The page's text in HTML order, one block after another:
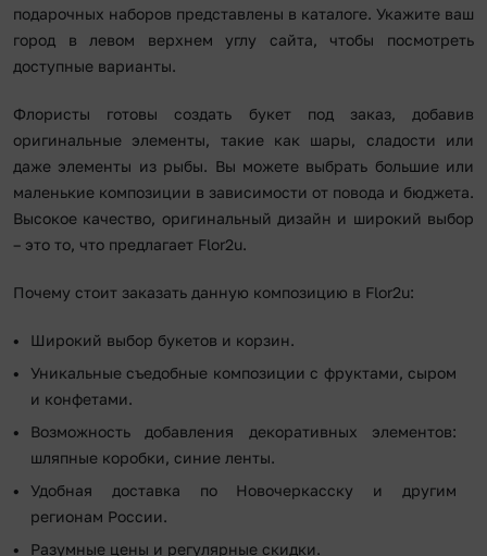
подарочных наборов представлены в каталоге. Укажите ваш
город в левом верхнем углу сайта, чтобы посмотреть
доступные варианты.
Флористы готовы создать букет под заказ, добавив
оригинальные элементы, такие как шары, сладости или
даже элементы из рыбы. Вы можете выбрать большие или
маленькие композиции в зависимости от повода и бюджета.
Высокое качество, оригинальный дизайн и широкий выбор
– это то, что предлагает Flor2u.
Почему стоит заказать данную композицию в Flor2u:
Широкий выбор букетов и корзин.
Уникальные съедобные композиции с фруктами, сыром
и конфетами.
Возможность добавления декоративных элементов:
шляпные коробки, синие ленты.
Удобная доставка по Новочеркасску и другим
регионам России.
Разумные цены и регулярные скидки.